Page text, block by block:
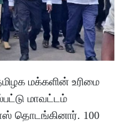
மக்களின் உரிமை
மாவட்டம்
தொடங்கினார். 100